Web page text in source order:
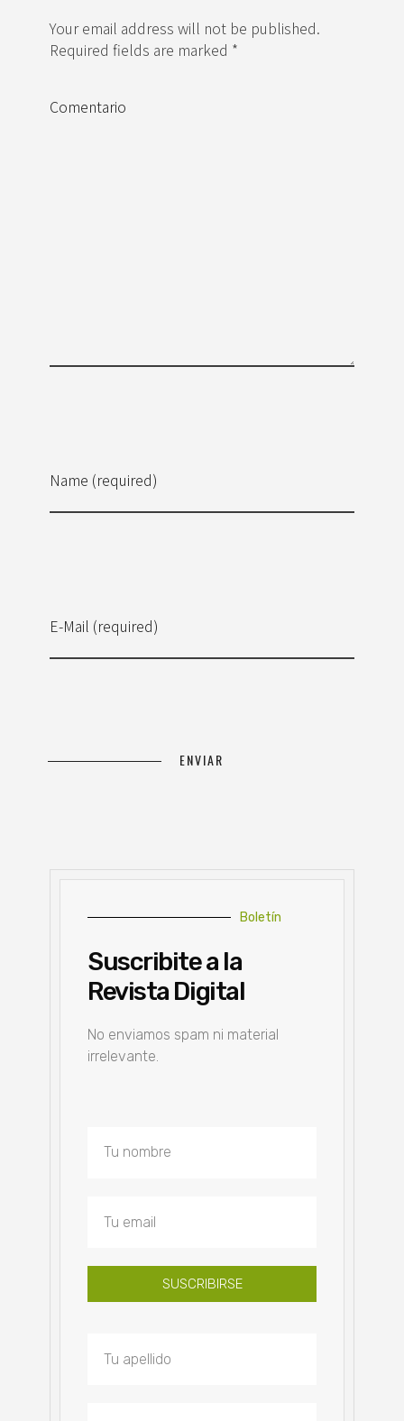
Your email address will not be published.
Required fields are marked *
Name (required)
E-Mail (required)
Comentario
Boletín
Suscribite a la
Revista Digital
No enviamos spam ni material
irrelevante.
SUSCRIBIRSE